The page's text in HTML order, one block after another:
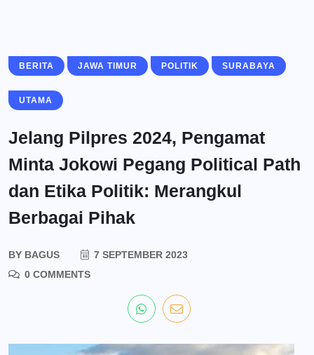
BERITA JAWA TIMUR POLITIK SURABAYA
UTAMA
Jelang Pilpres 2024, Pengamat
Minta Jokowi Pegang Political Path
dan Etika Politik: Merangkul
Berbagai Pihak
BY BAGUS
7 SEPTEMBER 2023
0 COMMENTS